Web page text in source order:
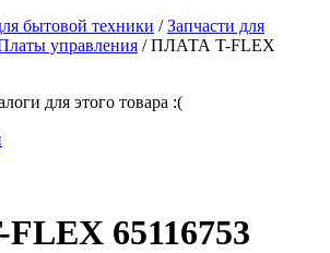
бытовой техники /Запчасти для
управления / ПЛАТА T-FLEX
для этого товара :(
65116753